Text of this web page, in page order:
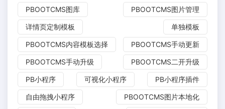
PBOOTCMS图库 PBOOTCMS图片管理
详情页定制模板 单独模板
PBOOTCMS内容模板选择 PBOOTCMS手动更新
PBOOTCMS手动升级 PBOOTCMS二开升级
PB小程序 可视化小程序 PB小程序插件
自由拖拽小程序 PBOOTCMS图片本地化